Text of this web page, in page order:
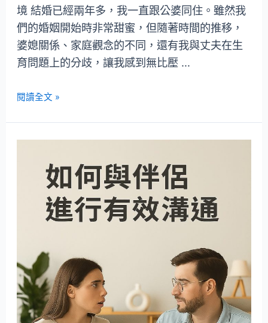
境 結婚已經兩年多，我一直跟公婆同住。雖然我
們的婚姻開始時非常甜蜜，但隨著時間的推移，
婆媳關係、家庭觀念的不同，還有我與丈夫在生
育問題上的分歧，讓我感到無比壓 …
閱讀全文 »